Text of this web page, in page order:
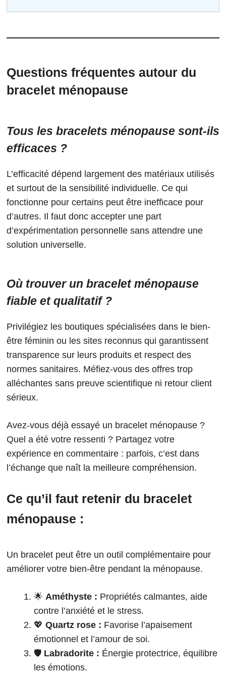
Questions fréquentes autour du
bracelet ménopause
Tous les bracelets ménopause sont-ils
efficaces ?
L’efficacité dépend largement des matériaux utilisés
et surtout de la sensibilité individuelle. Ce qui
fonctionne pour certains peut être inefficace pour
d’autres. Il faut donc accepter une part
d’expérimentation personnelle sans attendre une
solution universelle.
Où trouver un bracelet ménopause
fiable et qualitatif ?
Privilégiez les boutiques spécialisées dans le bien-
être féminin ou les sites reconnus qui garantissent
transparence sur leurs produits et respect des
normes sanitaires. Méfiez-vous des offres trop
alléchantes sans preuve scientifique ni retour client
sérieux.
Avez-vous déjà essayé un bracelet ménopause ?
Quel a été votre ressenti ? Partagez votre
expérience en commentaire : parfois, c’est dans
l’échange que naît la meilleure compréhension.
Ce qu’il faut retenir du bracelet
ménopause :
Un bracelet peut être un outil complémentaire pour
améliorer votre bien-être pendant la ménopause.
🌟 Améthyste : Propriétés calmantes, aide
contre l’anxiété et le stress.
💖 Quartz rose : Favorise l’apaisement
émotionnel et l’amour de soi.
🛡️ Labradorite : Énergie protectrice, équilibre
les émotions.